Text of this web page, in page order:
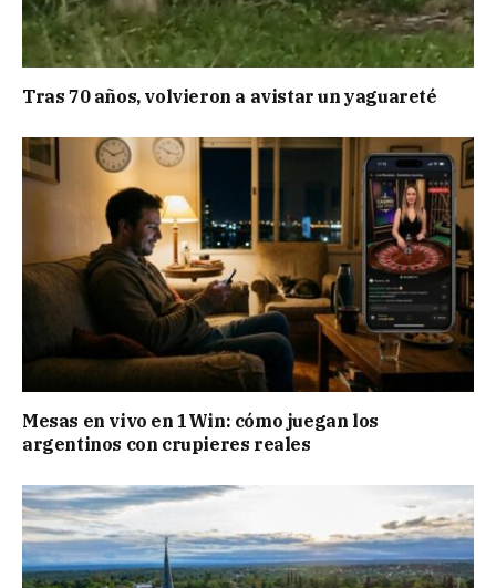
Tras 70 años, volvieron a avistar un yaguareté
Mesas en vivo en 1Win: cómo juegan los
argentinos con crupieres reales